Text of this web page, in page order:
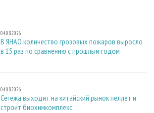
04.08.2026
В ЯНАО количество грозовых пожаров выросло
в 15 раз по сравнению с прошлым годом
04.08.2026
Сегежа выходит на китайский рынок пеллет и
строит биохимкомплекс